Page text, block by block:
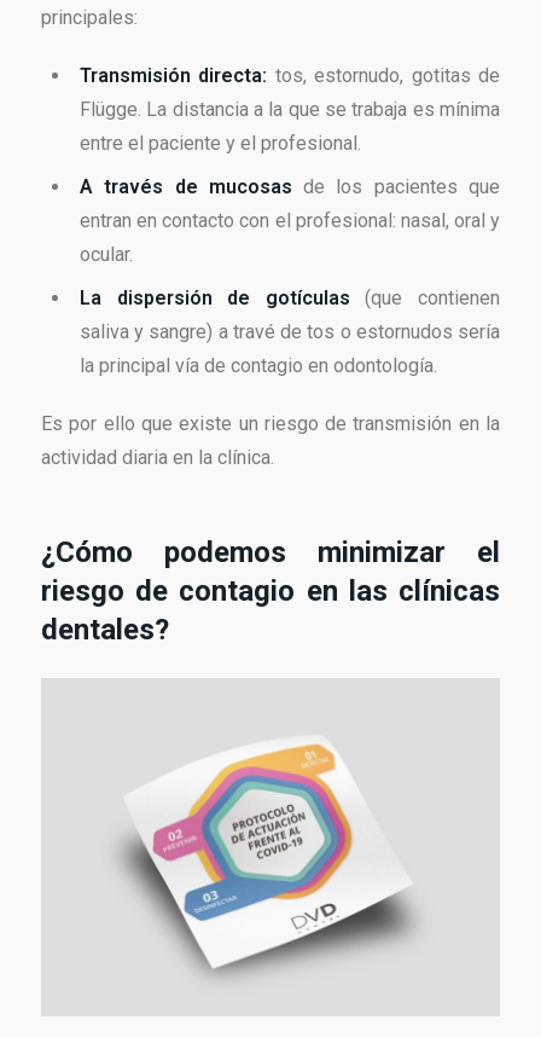
principales:
Transmisión directa: tos, estornudo, gotitas de
Flügge. La distancia a la que se trabaja es mínima
entre el paciente y el profesional.
A través de mucosas de los pacientes que
entran en contacto con el profesional: nasal, oral y
ocular.
La dispersión de gotículas (que contienen
saliva y sangre) a travé de tos o estornudos sería
la principal vía de contagio en odontología.
Es por ello que existe un riesgo de transmisión en la
actividad diaria en la clínica.
¿Cómo podemos minimizar el
riesgo de contagio en las clínicas
dentales?